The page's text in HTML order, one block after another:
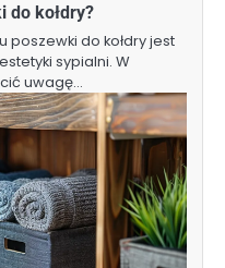
do kołdry?
do kołdry jest
sypialni. W
uwagę…